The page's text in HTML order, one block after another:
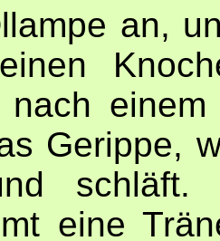
an,
nach
Gerippe,
schläft.
eine